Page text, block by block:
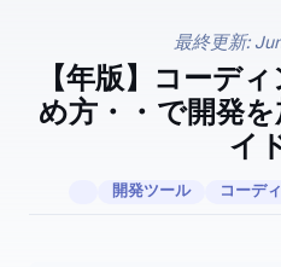
最終更新:
【2026年版】AIコー
め方 — Copilot・Cursor・Claude
イ
開発ツール コーデ